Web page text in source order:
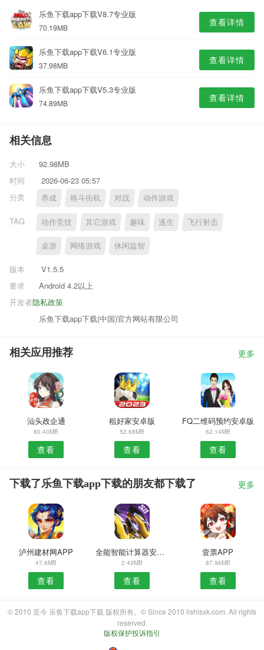
乐鱼下载app下载V8.7专业版
70.19MB 查看详情
乐鱼下载app下载V6.1专业版
37.98MB 查看详情
乐鱼下载app下载V5.3专业版
74.89MB 查看详情
相关信息
大小
92.98MB
时间
2026-06-23 05:57
分类
养成 格斗街机 对战 动作游戏
TAG 动作竞技 其它游戏 趣味 逃生 飞行射击
桌游 网络游戏 休闲益智
版本
V1.5.5
要求
Android 4.2以上
隐私政策
开发者
乐鱼下载app下载(中国)官方网站有限公司
相关应用推荐 更多
汕头政企通
80.40MB
查看
租好家安卓版
52.68MB
查看
FQ二维码预约安卓版
62.14MB
查看
下载了乐鱼下载app下载的朋友都下载了 更多
泸州建材网APP
47.6MB
查看
全能智能计算器安卓版
2.43MB
查看
壹票APP
87.96MB
查看
© 2010 至今 乐鱼下载app下载 版权所有。© Since 2010 lishisxk.com. All rights
reserved.
版权保护投诉指引